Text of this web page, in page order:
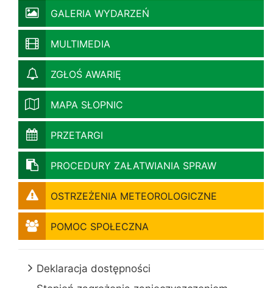
GALERIA WYDARZEŃ
MULTIMEDIA
ZGŁOŚ AWARIĘ
MAPA SŁOPNIC
PRZETARGI
PROCEDURY ZAŁATWIANIA SPRAW
OSTRZEŻENIA METEOROLOGICZNE
POMOC SPOŁECZNA
Deklaracja dostępności